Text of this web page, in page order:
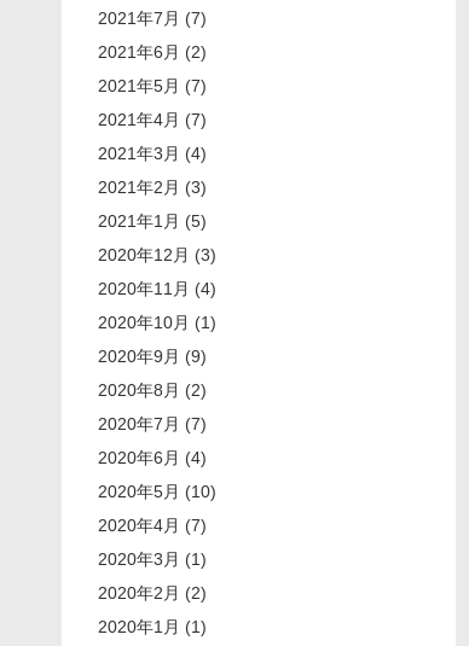
2021年7月 (7)
2021年6月 (2)
2021年5月 (7)
2021年4月 (7)
2021年3月 (4)
2021年2月 (3)
2021年1月 (5)
2020年12月 (3)
2020年11月 (4)
2020年10月 (1)
2020年9月 (9)
2020年8月 (2)
2020年7月 (7)
2020年6月 (4)
2020年5月 (10)
2020年4月 (7)
2020年3月 (1)
2020年2月 (2)
2020年1月 (1)